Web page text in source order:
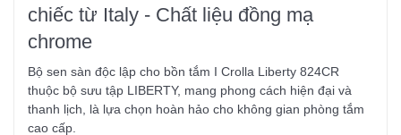
chiếc từ Italy - Chất liệu đồng mạ
chrome
Bộ sen sàn độc lập cho bồn tắm I Crolla Liberty 824CR
thuộc bộ sưu tập LIBERTY, mang phong cách hiện đại và
thanh lịch, là lựa chọn hoàn hảo cho không gian phòng tắm
cao cấp.